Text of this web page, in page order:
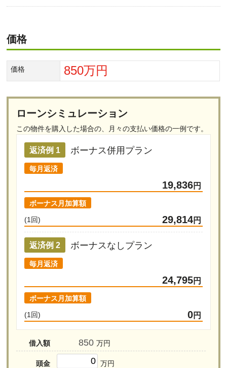
価格
価格 850万円
ローンシミュレーション
この物件を購入した場合の、 月々の支払い価格の一例です。
返済例 1 ボーナス併用プラン
毎月返済
19,836円
ボーナス月加算額
(1回)
29,814円
返済例 2 ボーナスなしプラン
毎月返済
24,795円
ボーナス月加算額
(1回)
0円
借入額 万円
頭金 万円